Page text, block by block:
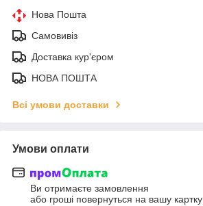
Нова Пошта
Самовивіз
Доставка кур'єром
НОВА ПОШТА
Всі умови доставки
Умови оплати
Ви отримаєте замовлення
або гроші повернуться на вашу картку